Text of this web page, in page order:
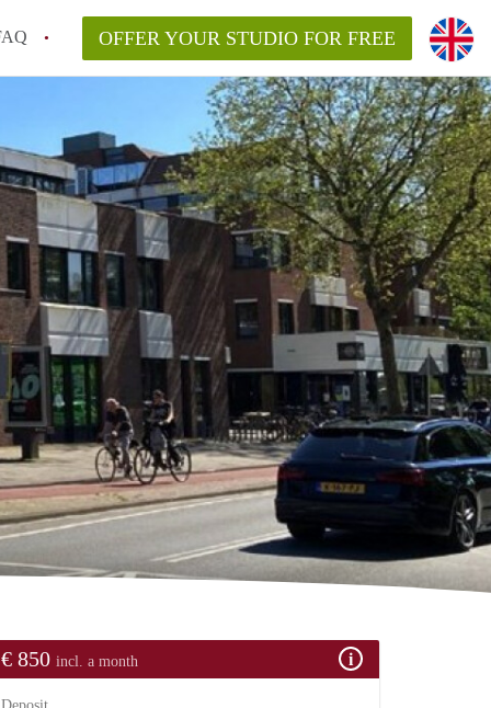
OFFER YOUR STUDIO FOR FREE
€ 850 incl. a month